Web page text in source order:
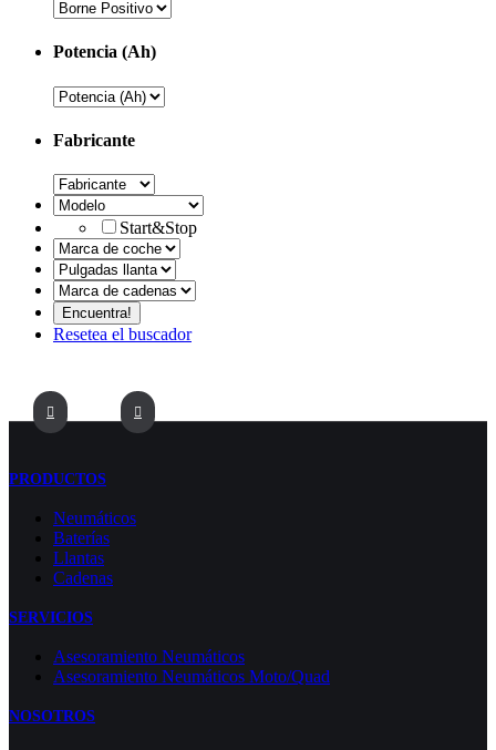
Potencia (Ah)
Fabricante
Start&Stop
Resetea el buscador
PRODUCTOS
Neumáticos
Baterías
Llantas
Cadenas
SERVICIOS
Asesoramiento Neumáticos
Asesoramiento Neumáticos Moto/Quad
NOSOTROS